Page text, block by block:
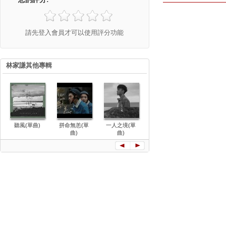
請先登入會員才可以使用評分功能
林家謙其他專輯
聽風(單曲)
拼命無恙(單
曲)
一人之境(單
曲)